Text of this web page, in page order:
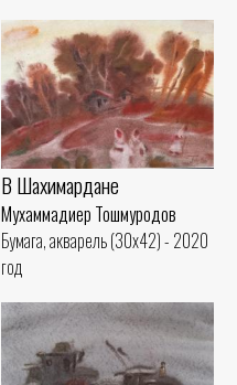
В Шахимардане
Мухаммадиер Тошмуродов
Бумага, акварель (30x42) - 2020
год